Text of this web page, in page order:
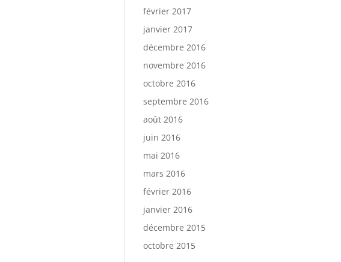
février 2017
janvier 2017
décembre 2016
novembre 2016
octobre 2016
septembre 2016
août 2016
juin 2016
mai 2016
mars 2016
février 2016
janvier 2016
décembre 2015
octobre 2015